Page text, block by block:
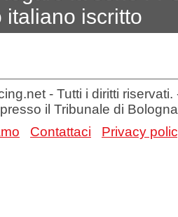
italiano iscritto
- Tutti i diritti
il Tribunale di Bologna
Contattaci Privacy